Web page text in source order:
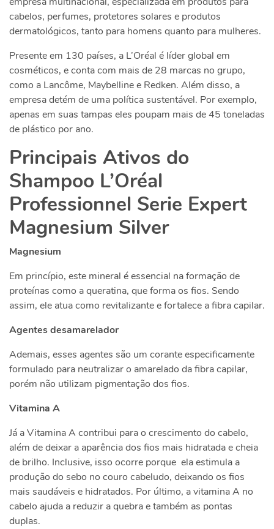
cabelos, perfumes, protetores solares e produtos
dermatológicos, tanto para homens quanto para mulheres.
Presente em 130 países, a L’Oréal é líder global em
cosméticos, e conta com mais de 28 marcas no grupo,
como a Lancôme, Maybelline e Redken. Além disso, a
empresa detém de uma política sustentável. Por exemplo,
apenas em suas tampas eles poupam mais de 45 toneladas
de plástico por ano.
Principais Ativos do
Shampoo L’Oréal
Professionnel Serie Expert
Magnesium Silver
Magnesium
Em princípio, este mineral é essencial na formação de
proteínas como a queratina, que forma os fios. Sendo
assim, ele atua como revitalizante e fortalece a fibra capilar.
Agentes desamarelador
Ademais, esses agentes são um corante especificamente
formulado para neutralizar o amarelado da fibra capilar,
porém não utilizam pigmentação dos fios.
Vitamina A
Já a Vitamina A contribui para o crescimento do cabelo,
além de deixar a aparência dos fios mais hidratada e cheia
de brilho. Inclusive, isso ocorre porque ela estimula a
produção do sebo no couro cabeludo, deixando os fios
mais saudáveis e hidratados. Por último, a vitamina A no
cabelo ajuda a reduzir a quebra e também as pontas
duplas.